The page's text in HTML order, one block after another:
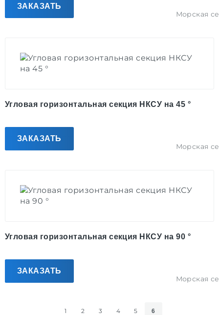
ЗАКАЗАТЬ
Морская
Угловая горизонтальная секция НКСУ на 45 °
ЗАКАЗАТЬ
Морская
Угловая горизонтальная секция НКСУ на 90 °
ЗАКАЗАТЬ
Морская
1 2 3 4 5 6